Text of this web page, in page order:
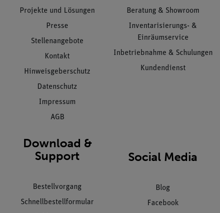
Projekte und Lösungen
Presse
Stellenangebote
Kontakt
Hinweisgeberschutz
Datenschutz
Impressum
AGB
Beratung & Showroom
Inventarisierungs- &
Einräumservice
Inbetriebnahme & Schulungen
Kundendienst
Download &
Support
Bestellvorgang
Schnellbestellformular
Social Media
Blog
Facebook